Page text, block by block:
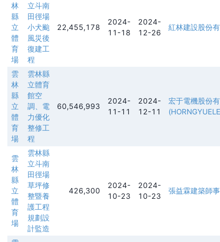
林
縣
立
體
育
場
立斗南
田徑場
小犬颱
風災後
復建工
程
22,455,178
2024-
11-18
2024-
12-26
紅林建設股份
雲
林
縣
立
體
育
場
雲林縣
立體育
館空
調、電
力優化
整修工
程
60,546,993
2024-
11-11
2024-
12-11
宏于電機股份
雲
林
縣
立
體
育
場
雲林縣
立斗南
田徑場
草坪修
整暨養
護工程
規劃設
計監造
426,300
2024-
10-23
2024-
10-23
張益霖建築師